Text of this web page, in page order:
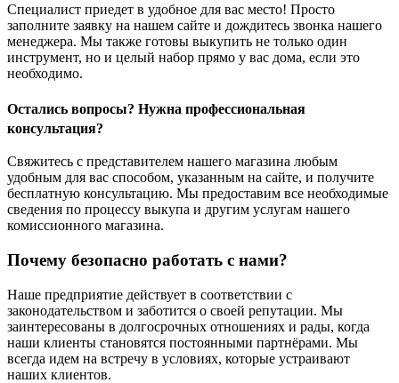
Специалист приедет в удобное для вас место! Просто
заполните заявку на нашем сайте и дождитесь звонка нашего
менеджера. Мы также готовы выкупить не только один
инструмент, но и целый набор прямо у вас дома, если это
необходимо.
Остались вопросы? Нужна профессиональная
консультация?
Свяжитесь с представителем нашего магазина любым
удобным для вас способом, указанным на сайте, и получите
бесплатную консультацию. Мы предоставим все необходимые
сведения по процессу выкупа и другим услугам нашего
комиссионного магазина.
Почему безопасно работать с нами?
Наше предприятие действует в соответствии с
законодательством и заботится о своей репутации. Мы
заинтересованы в долгосрочных отношениях и рады, когда
наши клиенты становятся постоянными партнёрами. Мы
всегда идем на встречу в условиях, которые устраивают
наших клиентов.